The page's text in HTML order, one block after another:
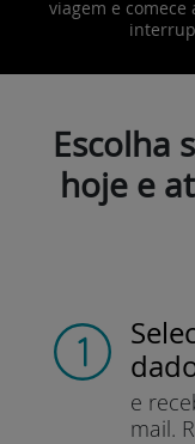
viagem e
Escolha
hoje e
e
mail.